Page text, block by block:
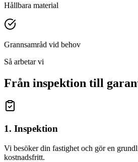
Hållbara material
Grannsamråd vid behov
Så arbetar vi
Från inspektion till
1. Inspektion
Vi besöker din fastighet och gör en
kostnadsfritt.